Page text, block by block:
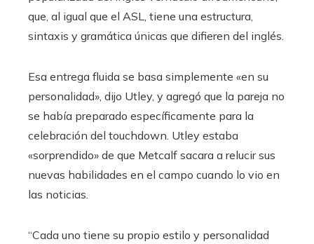
que, al igual que el ASL, tiene una estructura,
sintaxis y gramática únicas que difieren del inglés.
Esa entrega fluida se basa simplemente «en su
personalidad», dijo Utley, y agregó que la pareja no
se había preparado específicamente para la
celebración del touchdown. Utley estaba
«sorprendido» de que Metcalf sacara a relucir sus
nuevas habilidades en el campo cuando lo vio en
las noticias.
“Cada uno tiene su propio estilo y personalidad